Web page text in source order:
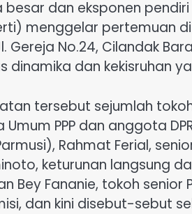
dan eksponen pendiri
menggelar pertemuan
Gereja No.24, Cilandak
dinamika dan kekisruhan
tersebut sejumlah
Umum PPP dan anggota
Rahmat Ferial,
keturunan langsung
Bey Fananie, tokoh
dan kini disebut-sebut